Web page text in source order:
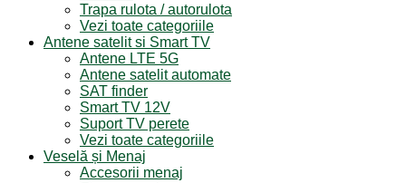
Trapa rulota / autorulota
Vezi toate categoriile
Antene satelit si Smart TV
Antene LTE 5G
Antene satelit automate
SAT finder
Smart TV 12V
Suport TV perete
Vezi toate categoriile
Veselă și Menaj
Accesorii menaj